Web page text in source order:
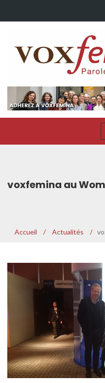
voxfemina au
Accueil / Actualités /